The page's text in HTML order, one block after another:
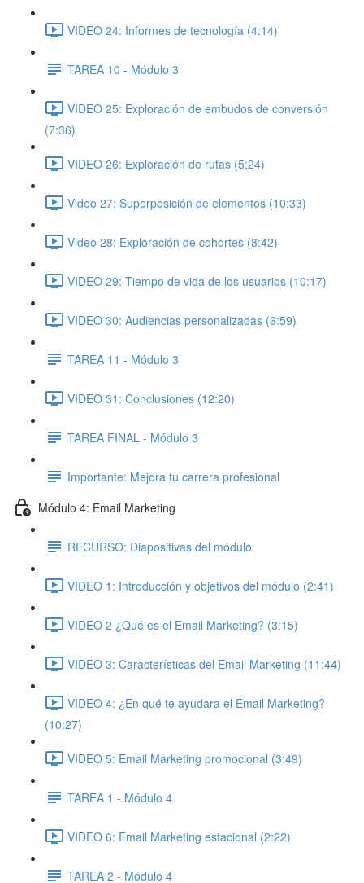
VIDEO 24: Informes de tecnología (4:14)
TAREA 10 - Módulo 3
VIDEO 25: Exploración de embudos de conversión
(7:36)
VIDEO 26: Exploración de rutas (5:24)
Video 27: Superposición de elementos (10:33)
Video 28: Exploración de cohortes (8:42)
VIDEO 29: Tiempo de vida de los usuarios (10:17)
VIDEO 30: Audiencias personalizadas (6:59)
TAREA 11 - Módulo 3
VIDEO 31: Conclusiones (12:20)
TAREA FINAL - Módulo 3
Importante: Mejora tu carrera profesional
Módulo 4: Email Marketing
RECURSO: Diapositivas del módulo
VIDEO 1: Introducción y objetivos del módulo (2:41)
VIDEO 2 ¿Qué es el Email Marketing? (3:15)
VIDEO 3: Características del Email Marketing (11:44)
VIDEO 4: ¿En qué te ayudara el Email Marketing?
(10:27)
VIDEO 5: Email Marketing promocional (3:49)
TAREA 1 - Módulo 4
VIDEO 6: Email Marketing estacional (2:22)
TAREA 2 - Módulo 4